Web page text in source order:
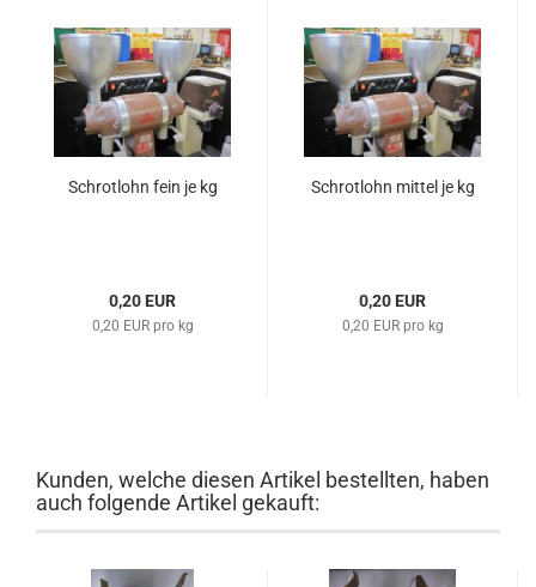
Schrotlohn fein je kg
0,20 EUR
0,20 EUR pro kg
Schrotlohn mittel je kg
0,20 EUR
0,20 EUR pro kg
Kunden, welche diesen Artikel bestellten, haben
auch folgende Artikel gekauft: